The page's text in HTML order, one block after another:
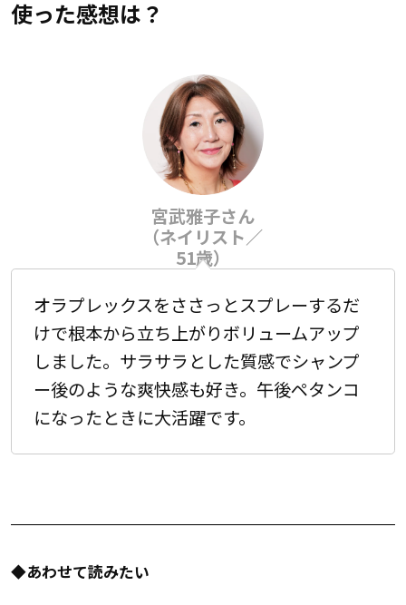
使った感想は？
宮武雅子さん
（ネイリスト／
51歳）
オラプレックスをささっとスプレーするだ
けで根本から立ち上がりボリュームアップ
しました。サラサラとした質感でシャンプ
ー後のような爽快感も好き。午後ペタンコ
になったときに大活躍です。
◆あわせて読みたい